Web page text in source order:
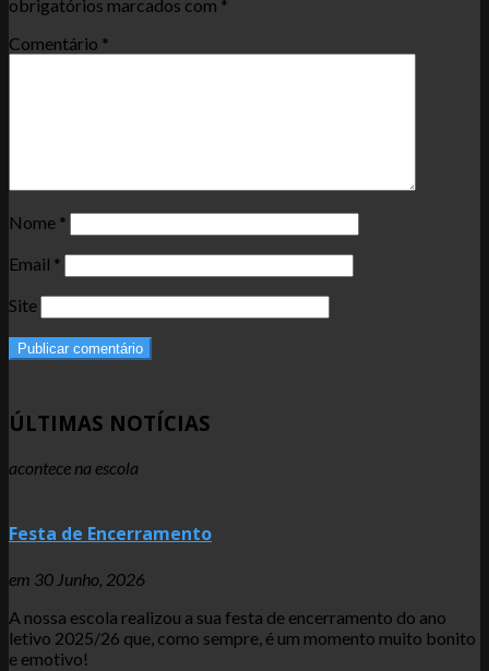
obrigatórios marcados com *
Comentário *
Nome *
Email *
Site
ÚLTIMAS NOTÍCIAS
acontece na escola
Festa de Encerramento
em 30 Junho, 2026
A nossa escola realizou a sua festa de encerramento do ano
letivo 2025/26 que, como sempre, é um momento muito bonito
e emotivo!